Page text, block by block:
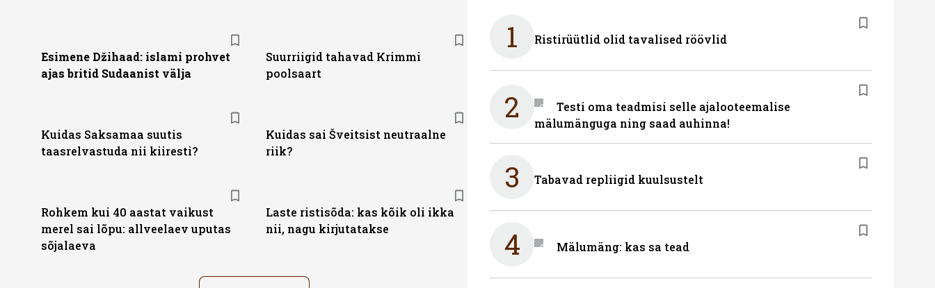
Esimene Džihaad: islami prohvet
ajas britid Sudaanist välja
Suurriigid tahavad Krimmi
poolsaart
Kuidas Saksamaa suutis
taasrelvastuda nii kiiresti?
Kuidas sai Šveitsist neutraalne
riik?
Rohkem kui 40 aastat vaikust
merel sai lõpu: allveelaev uputas
sõjalaeva
Laste ristisõda: kas kõik oli ikka
nii, nagu kirjutatakse
1 Ristirüütlid olid tavalised röövlid
2
Testi oma teadmisi selle ajalooteemalise
mälumänguga ning saad auhinna!
3 Tabavad repliigid kuulsustelt
4 Mälumäng: kas sa tead